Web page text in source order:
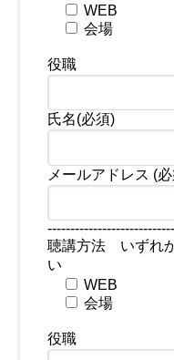
WEB
会場
役職
氏名(必須)
メールアドレス (
聴講方法 いずれ
い
WEB
会場
役職